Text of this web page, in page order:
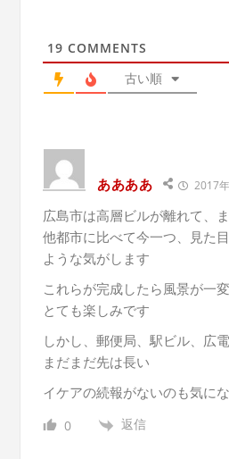
19 COMMENTS
古い順
ああああ 2017
広島市は高層ビルが離れて、
他都市に比べて今一つ、見た
ような気がします
これらが完成したら風景が一
とても楽しみです
しかし、郵便局、駅ビル、広
まだまだ先は長い
イケアの続報がないのも気に
0 返信